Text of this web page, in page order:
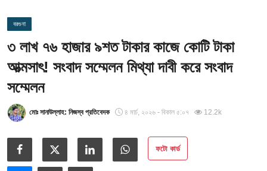
সম্পর্কে
সারাদেশ
ডিসক্লেমার
শর্তাবলী
বরগুনা
৩ লাখ ৭৬ হাজার ৯শত টাকার কাজে কোটি টাকা
আত্মসাৎ! সংবাদ সম্মেলন মিথ্যা দাবী করে সংবাদ
সম্মেলন
মোঃ সানাউল্লাহ: নিজস্ব প্রতিবেদক ৪ মার্চ, ২০২৬ - বিকাল ৫:০৭ 12.2k
ফটো কার্ড